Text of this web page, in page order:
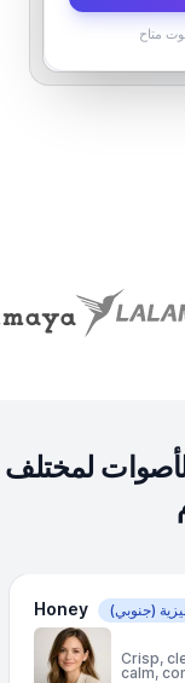
لمختلف
Honey (جنوبي)
Crisp,
calm,